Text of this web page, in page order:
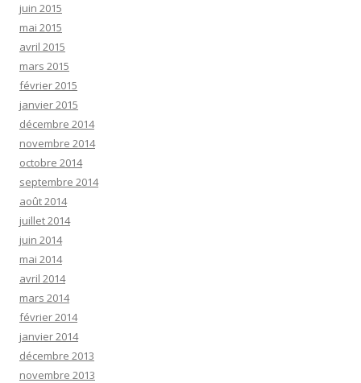
juin 2015
mai 2015
avril 2015
mars 2015
février 2015
janvier 2015
décembre 2014
novembre 2014
octobre 2014
septembre 2014
août 2014
juillet 2014
juin 2014
mai 2014
avril 2014
mars 2014
février 2014
janvier 2014
décembre 2013
novembre 2013